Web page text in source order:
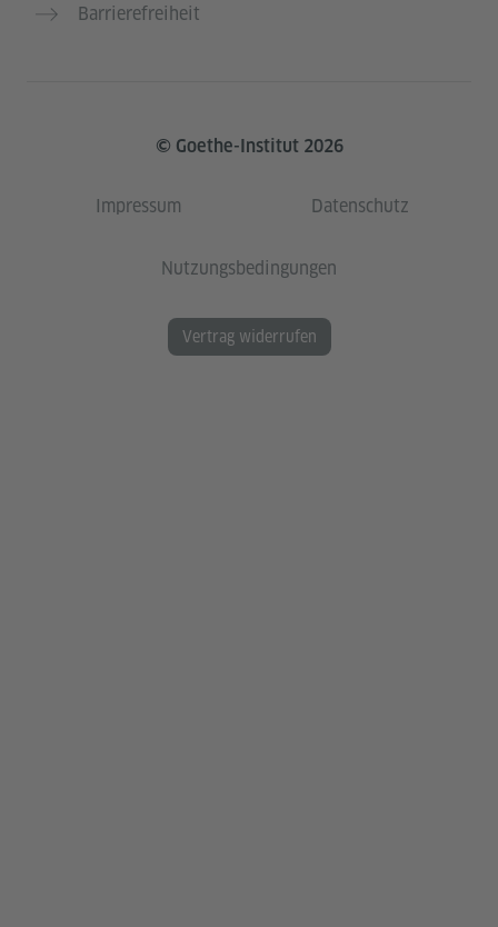
Barrierefreiheit
© Goethe-Institut 2026
Impressum Datenschutz
Nutzungsbedingungen
Vertrag widerrufen